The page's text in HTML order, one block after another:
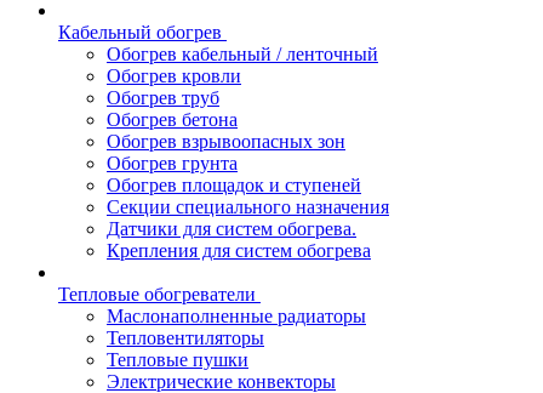
Кабельный обогрев
Обогрев кабельный / ленточный
Обогрев кровли
Обогрев труб
Обогрев бетона
Обогрев взрывоопасных зон
Обогрев грунта
Обогрев площадок и ступеней
Секции специального назначения
Датчики для систем обогрева.
Крепления для систем обогрева
Тепловые обогреватели
Маслонаполненные радиаторы
Тепловентиляторы
Тепловые пушки
Электрические конвекторы